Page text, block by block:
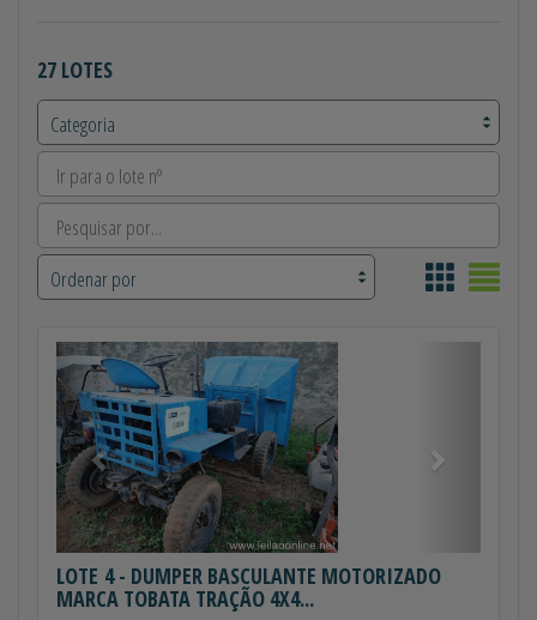
27 LOTES
Anterior
LOTE 4- DUMPER BASCULANTE MOTORIZADO
MARCA TOBATA TRAÇÃO 4X4...